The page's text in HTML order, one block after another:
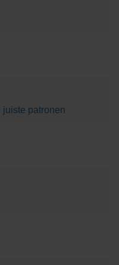
juiste patronen